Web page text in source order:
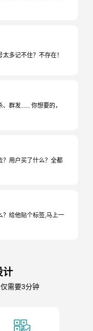
多记不住？不存在！
群发...... 你想要的，
？用户买了什么？全都
？给他贴个标签,马上一
计
需要3分钟